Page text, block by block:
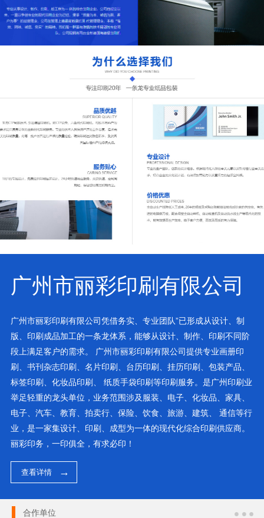
广州市丽彩印刷有限公司
广州市丽彩印刷有限公司凭借务实、专业团队”已形成从设计、制
版、印刷成品加工的一条龙体系，能够从设计、制作、印刷不同阶
段上满足客户的需求。 广州市丽彩印刷有限公司提供专业画册印
刷、书刊杂志印刷、名片印刷、台历印刷、挂历印刷、包装产品、
标签印刷、化妆品印刷、 纸质手袋印刷等印刷服务。是广州印刷业
举足轻重的龙头单位，业务范围涉及服装、电子、化妆品、家具、
电子、汽车、教育、拍卖行、保险、饮食、旅游、建筑、 通信等行
业，是一家集设计、印刷、成型为一体的现代化综合印刷供应商。
丽彩印务，一印俱全，有求必印！
查看详情
合作单位